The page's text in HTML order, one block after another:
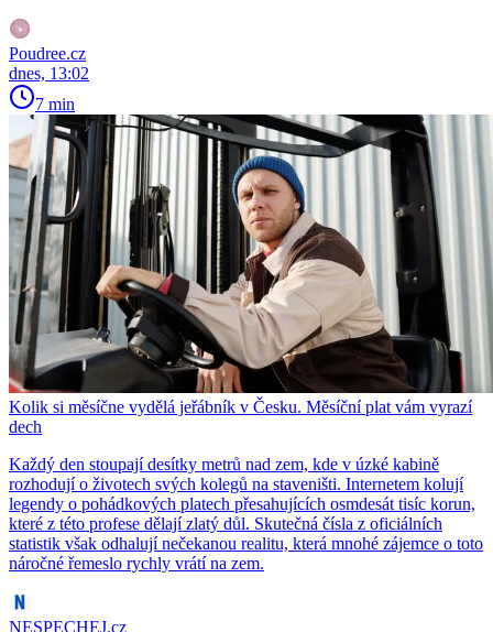
Poudree.cz
dnes, 13:02
7 min
Kolik si měsíčne vydělá jeřábník v Česku. Měsíční plat vám vyrazí
dech
Každý den stoupají desítky metrů nad zem, kde v úzké kabině
rozhodují o životech svých kolegů na staveništi. Internetem kolují
legendy o pohádkových platech přesahujících osmdesát tisíc korun,
které z této profese dělají zlatý důl. Skutečná čísla z oficiálních
statistik však odhalují nečekanou realitu, která mnohé zájemce o toto
náročné řemeslo rychly vrátí na zem.
NESPECHEJ.cz